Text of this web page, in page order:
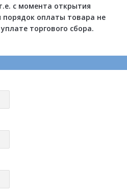
с момента открытия
порядок оплаты товара не
торгового сбора.